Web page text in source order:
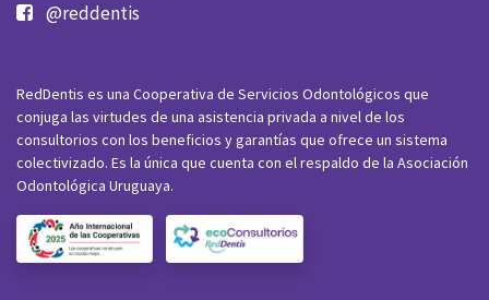
@reddentis
RedDentis es una Cooperativa de Servicios Odontológicos que
conjuga las virtudes de una asistencia privada a nivel de los
consultorios con los beneficios y garantías que ofrece un sistema
colectivizado. Es la única que cuenta con el respaldo de la Asociación
Odontológica Uruguaya.